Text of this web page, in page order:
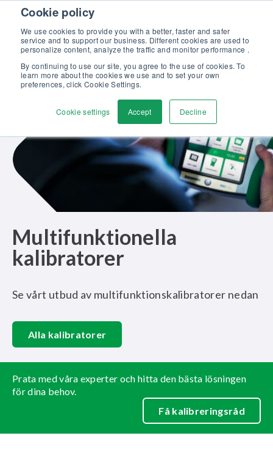
Cookie policy
We use cookies to provide you with a better, faster and safer
service and to support our business. Different cookies are used to
personalize content, analyze the traffic and monitor performance .
By continuing to use our site, you agree to the use of cookies. To
learn more about the cookies we use and to set your own
preferences, click Cookie Settings.
Cookie settings Accept Decline
Skip to content
Upptäck vår nya broschyr Beamex-lösningar för enastående
Kontakta oss
Multifunktionella
kalibratorer
Se vårt utbud av multifunktionskalibratorer nedan
Alla kalibratorer
Prata med våra experter och hitta den bästa lösningen
för dina behov.
Få kalibreringsråd